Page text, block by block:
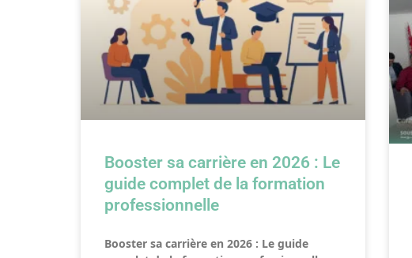
Booster sa carrière en 2026 : Le
guide complet de la formation
professionnelle
Booster sa carrière en 2026 : Le guide